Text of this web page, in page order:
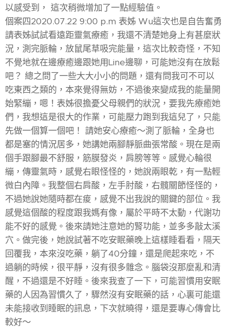
以感受到， 這次稍微增加了一點經驗值。
個案四2020.07.22 9:00 p.m 表姊 Wu這次也是自告奮勇
請表姊試試看遠距靈氣療癒，我還不清楚她身上有甚麼狀
況，測完脈輪，放鼠尾草吸完能量，這次比較奇怪，不知
不覺地就在邊療癒邊跟她用Line邊聊，可能她沒有在放鬆
吧？ 總之問了一些大大小小的問題，還有問我可不可以
吃東西之類的，本來覺得無妨，不過後來變成我的能量開
始緊繃，嗯！表姊很擔憂父母親們的狀況，要我先療癒她
們，我想這是很大的作業，可能壓力跑到我這兒了，只能
先做一個算一個吧！ 請她安心療癒～測了脈輪，全身也
都是塞的情況居多，她講她兩腳靜脈曲張常酸。現在是兩
個手跟腳最不舒服，筋膜發炎，肩膀等等。感覺心輪很
繃，傳靈氣時，感覺右眼怪怪的，她說兩眼乾，有一點輕
微白內障。我整個右肩酸，左手肘酸，右髖關節怪怪的，
不過她說她隨時都在痠，感覺不出我說的關鍵的部位。我
感覺這個酸的程度跟我媽有像，屬於平時不太動，代謝功
能不好的感覺。後來請她注意她的腎功能，並多多敲太溪
穴。做完後，她說試著不吃安眠藥晚上這樣睡看看，隔天
回覆我，本來沒吃藥，躺了40分鐘，還是爬起來吃，不
過躺的時候，很平靜，沒有很多雜念。腦袋沒那麼亂和清
醒，不過還是不好睡。後來我查了一下，可能習慣用安眠
藥的人因為習慣久了，驟然沒有安眠藥的話，心裏可能還
未能接收到睡眠的訊息，下次就曉得，還是要專心傳會比
較好～